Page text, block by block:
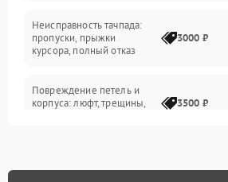
Сеть и интернет
Неисправность тачпада:
пропуски, прыжки
курсора, полный отказ
3000 ₽
Повреждение петель и
корпуса: люфт, трещины,
3500 ₽
быстрая разрядка,
2500 ₽